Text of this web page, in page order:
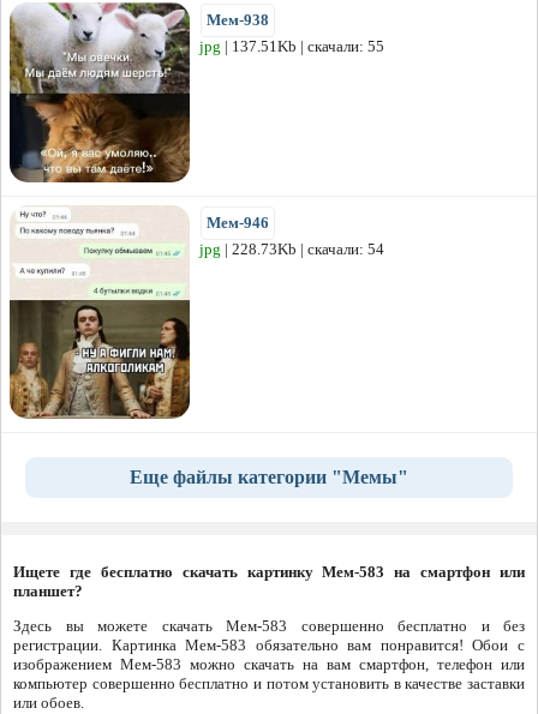
Мем-938
jpg | 137.51Kb | скачали: 55
Мем-946
jpg | 228.73Kb | скачали: 54
Еще файлы категории "Мемы"
Ищете где бесплатно скачать картинку Мем-583 на смартфон или
планшет?
Здесь вы можете скачать Мем-583 совершенно бесплатно и без
регистрации. Картинка Мем-583 обязательно вам понравится! Обои с
изображением Мем-583 можно скачать на вам смартфон, телефон или
компьютер совершенно бесплатно и потом установить в качестве заставки
или обоев.